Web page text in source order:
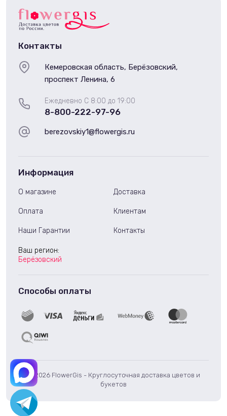
© 2026 FlowerGis - Круглосуточная доставка цветов и
букетов
Контакты
Ежедневно С 8:00 до 19:00
8-800-222-97-96
Кемеровская область, Берёзовский,
проспект Ленина, 6
berezovskiy1@flowergis.ru
Информация
О магазине Доставка
Оплата Клиентам
Наши Гарантии Контакты
Ваш регион:
Берёзовский
Способы оплаты